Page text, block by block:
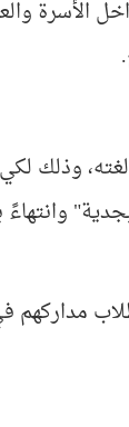
وذلك
مداركهم